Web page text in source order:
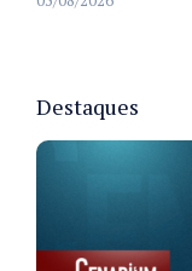
Destaques